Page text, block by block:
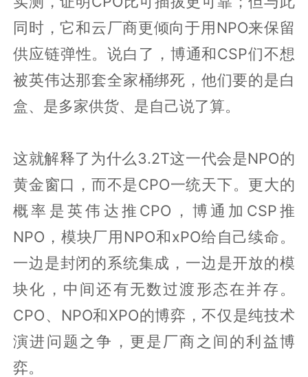
同时，它和云厂商更倾向于用NPO来保留
供应链弹性。说白了，博通和CSP们不想
被英伟达那套全家桶绑死，他们要的是白
盒、是多家供货、是自己说了算。
这就解释了为什么3.2T这一代会是NPO的
黄金窗口，而不是CPO一统天下。更大的
概率是英伟达推CPO，博通加CSP推
NPO，模块厂用NPO和xPO给自己续命。
一边是封闭的系统集成，一边是开放的模
块化，中间还有无数过渡形态在并存。
CPO、NPO和XPO的博弈，不仅是纯技术
演进问题之争，更是厂商之间的利益博
弈。